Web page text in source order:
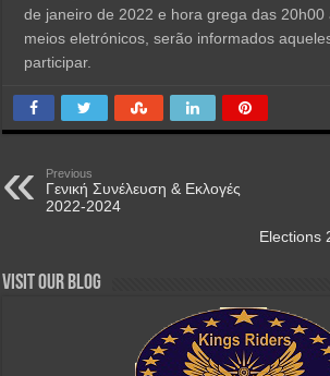
de janeiro de 2022 e hora grega das 20h00
meios eletrónicos, serão informados
participar.
Previous
Γενική Συνέλευση & Εκλογές
2022-2024
Elections
Visit our Blog